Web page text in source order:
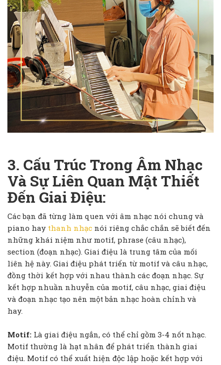
3. Cấu Trúc Trong Âm Nhạc
Và Sự Liên Quan Mật Thiết
Đến Giai Điệu:
Các bạn đã từng làm quen với âm nhạc nói chung và
piano hay thanh nhạc nói riêng chắc chắn sẽ biết đến
những khái niệm như motif, phrase (câu nhạc),
section (đoạn nhạc). Giai điệu là trung tâm của mối
liên hệ này. Giai điệu phát triển từ motif và câu nhạc,
đồng thời kết hợp với nhau thành các đoạn nhạc. Sự
kết hợp nhuần nhuyễn của motif, câu nhạc, giai điệu
và đoạn nhạc tạo nên một bản nhạc hoàn chỉnh và
hay.
Motif: Là giai điệu ngắn, có thể chỉ gồm 3-4 nốt nhạc.
Motif thường là hạt nhân để phát triển thành giai
điệu. Motif có thể xuất hiện độc lập hoặc kết hợp với